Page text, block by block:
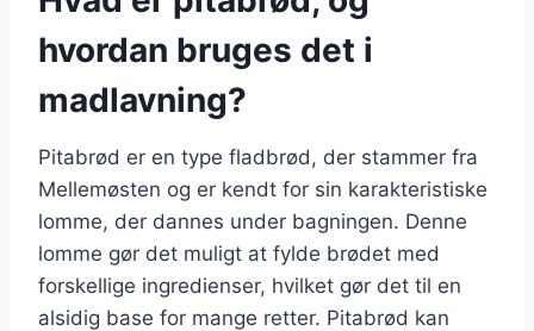
hvordan bruges det i
madlavning?
Pitabrød er en type fladbrød, der stammer fra
Mellemøsten og er kendt for sin karakteristiske
lomme, der dannes under bagningen. Denne
lomme gør det muligt at fylde brødet med
forskellige ingredienser, hvilket gør det til en
alsidig base for mange retter. Pitabrød kan